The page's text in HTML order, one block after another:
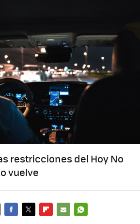
restricciones del Hoy No
vuelve